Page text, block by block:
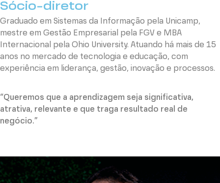
Sócio-diretor
Graduado em Sistemas da Informação pela Unicamp,
mestre em Gestão Empresarial pela FGV e MBA
Internacional pela Ohio University. Atuando há mais de 15
anos no mercado de tecnologia e educação, com
experiência em liderança, gestão, inovação e processos.
“Queremos que a aprendizagem seja significativa,
atrativa, relevante e que traga resultado real de
negócio.”